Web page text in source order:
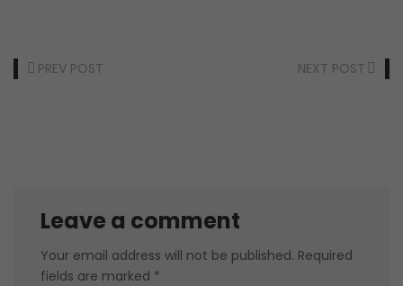
PREV POST NEXT POST
Leave a comment
Your email address will not be published. Required
fields are marked *